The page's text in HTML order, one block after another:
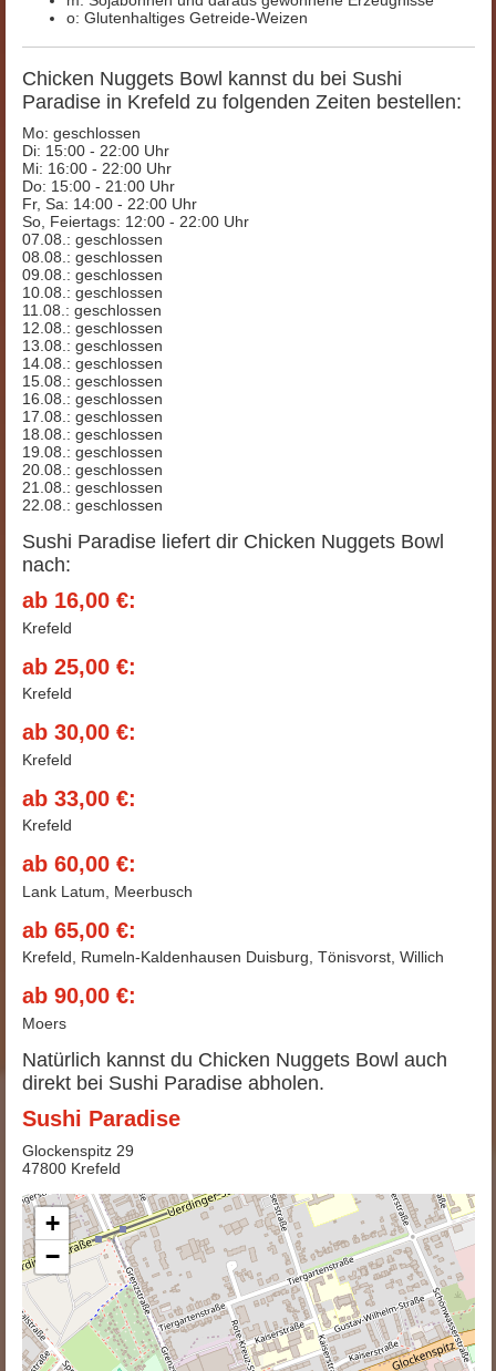
o: Glutenhaltiges Getreide-Weizen
Chicken Nuggets Bowl kannst du bei Sushi
Paradise in Krefeld zu folgenden Zeiten bestellen:
Mo: geschlossen
Di: 15:00 - 22:00 Uhr
Mi: 16:00 - 22:00 Uhr
Do: 15:00 - 21:00 Uhr
Fr, Sa: 14:00 - 22:00 Uhr
So, Feiertags: 12:00 - 22:00 Uhr
07.08.: geschlossen
08.08.: geschlossen
09.08.: geschlossen
10.08.: geschlossen
11.08.: geschlossen
12.08.: geschlossen
13.08.: geschlossen
14.08.: geschlossen
15.08.: geschlossen
16.08.: geschlossen
17.08.: geschlossen
18.08.: geschlossen
19.08.: geschlossen
20.08.: geschlossen
21.08.: geschlossen
22.08.: geschlossen
Sushi Paradise liefert dir Chicken Nuggets Bowl
nach:
ab 16,00 €:
Krefeld
ab 25,00 €:
Krefeld
ab 30,00 €:
Krefeld
ab 33,00 €:
Krefeld
ab 60,00 €:
Lank Latum, Meerbusch
ab 65,00 €:
Krefeld, Rumeln-Kaldenhausen Duisburg, Tönisvorst, Willich
ab 90,00 €:
Moers
Natürlich kannst du Chicken Nuggets Bowl auch
direkt bei Sushi Paradise abholen.
Sushi Paradise
Glockenspitz 29
47800 Krefeld
+
−